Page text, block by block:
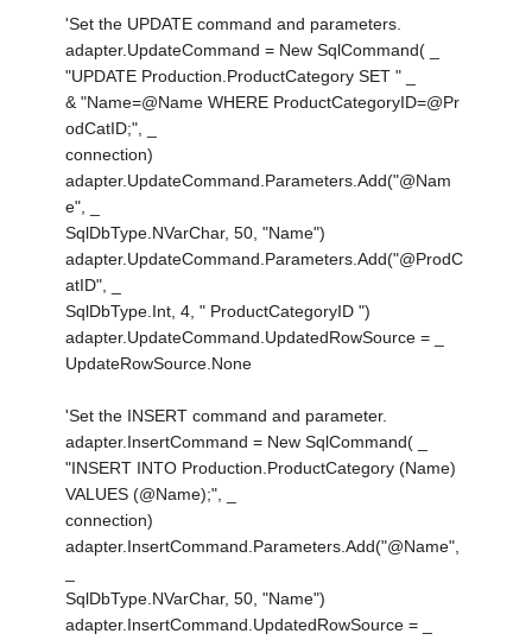
'Set the UPDATE command and parameters.
adapter.UpdateCommand = New SqlCommand( _
"UPDATE Production.ProductCategory SET " _
& "Name=@Name WHERE ProductCategoryID=@Pr
odCatID;", _
connection)
adapter.UpdateCommand.Parameters.Add("@Nam
e", _
SqlDbType.NVarChar, 50, "Name")
adapter.UpdateCommand.Parameters.Add("@ProdC
atID", _
SqlDbType.Int, 4, " ProductCategoryID ")
adapter.UpdateCommand.UpdatedRowSource = _
UpdateRowSource.None
'Set the INSERT command and parameter.
adapter.InsertCommand = New SqlCommand( _
"INSERT INTO Production.ProductCategory (Name)
VALUES (@Name);", _
connection)
adapter.InsertCommand.Parameters.Add("@Name",
SqlDbType.NVarChar, 50, "Name")
adapter.InsertCommand.UpdatedRowSource = _